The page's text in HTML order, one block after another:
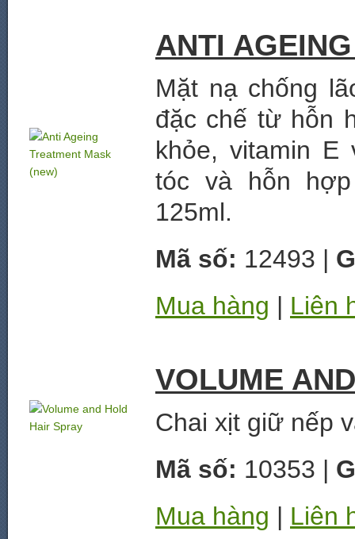
ANTI
Mặt nạ chống
đặc chế từ hỗn
khỏe, vitamin E
tóc và hỗn
125ml.
Mã số: 12493 |
Mua hàng | Liên
VOLUME
Chai xịt giữ nếp
Mã số: 10353 |
Mua hàng | Liên